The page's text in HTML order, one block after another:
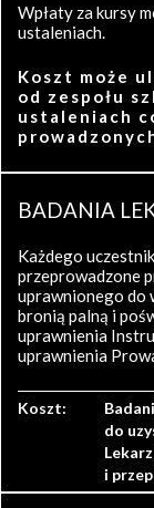
Wpłaty za kursy
ustaleniach.
Koszt może
od zespołu
ustaleniach
BADANIA
Każdego
przeprowadzone
uprawnionego do
bronią palną i
uprawnienia
uprawnienia
Koszt:
do
i